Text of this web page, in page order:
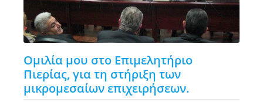
Ομιλία μου στο Επιμελητήριο
Πιερίας, για τη στήριξη των
μικρομεσαίων επιχειρήσεων.